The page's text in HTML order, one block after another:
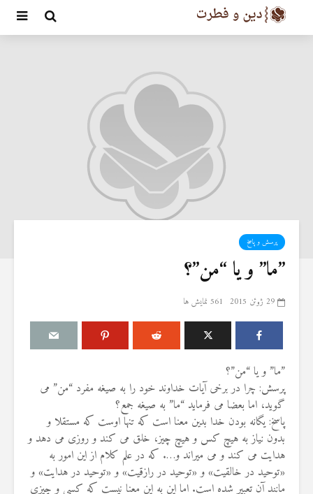
پرسش و پاسخ
‏”ما” و یا “من”؟ ‏
29 ژوئن 2015 561 نمایش ها
‏”ما” و یا “من”؟ ‏
پرسش: چرا در برخی آیات خداوند خود را به صیغه مفرد “من” می
گوید، اما بعضا می ‏فرماید “ما” به صیغه جمع؟ ‏
پاسخ: یگانه بودن خدا بدین معنا است که تنها اوست که مستقلا و
بدون نیاز به هیچ کس و ‏هیچ چیز، خلق می کند و روزی می دهد و
هدایت می کند و می میراند و…. که در علم ‏کلام از این امور به
«توحید در خالقیت» و «توحید در رازقیت» و «توحید در هدایت» و
‏مانند آن تعبیر شده است. اما این به این معنا نیست که کسی و چیزی
مقصود از «کتاب مکنون»
در آیه ۷۸ سوره واقعه
17 جولای 2026
18 نمایش ها
آیا سوراخ کردن کشتی،